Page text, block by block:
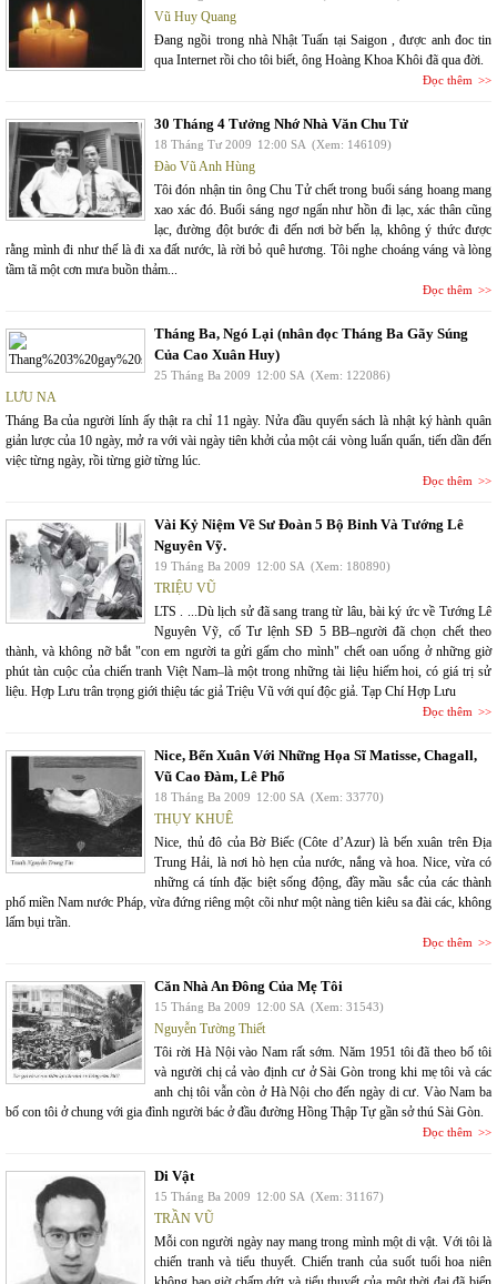
Vũ Huy Quang
Đang ngồi trong nhà Nhật Tuấn tại Saigon , được anh đoc tin
qua Internet rồi cho tôi biết, ông Hoàng Khoa Khôi đã qua đời.
Đọc thêm
30 Tháng 4 Tưởng Nhớ Nhà Văn Chu Tử
18 Tháng Tư 2009 12:00 SA (Xem: 146109)
Đào Vũ Anh Hùng
Tôi đón nhận tin ông Chu Tử chết trong buổi sáng hoang mang
xao xác đó. Buổi sáng ngơ ngẩn như hồn đi lạc, xác thân cũng
lạc, đường đột bước đi đến nơi bờ bến lạ, không ý thức được
rằng mình đi như thế là đi xa đất nước, là rời bỏ quê hương. Tôi nghe choáng váng và lòng
tầm tã một cơn mưa buồn thảm...
Đọc thêm
Tháng Ba, Ngó Lại (nhân đọc Tháng Ba Gãy Súng
Của Cao Xuân Huy)
25 Tháng Ba 2009 12:00 SA (Xem: 122086)
LƯU NA
Tháng Ba của người lính ấy thật ra chỉ 11 ngày. Nửa đầu quyển sách là nhật ký hành quân
giản lược của 10 ngày, mở ra với vài ngày tiên khởi của một cái vòng luẩn quẩn, tiến dần đến
việc từng ngày, rồi từng giờ từng lúc.
Đọc thêm
Vài Kỷ Niệm Về Sư Đoàn 5 Bộ Binh Và Tướng Lê
Nguyên Vỹ.
19 Tháng Ba 2009 12:00 SA (Xem: 180890)
TRIỆU VŨ
LTS . ...Dù lịch sử đã sang trang từ lâu, bài ký ức về Tướng Lê
Nguyên Vỹ, cố Tư lệnh SĐ 5 BB–người đã chọn chết theo
thành, và không nỡ bắt "con em người ta gửi gấm cho mình" chết oan uổng ở những giờ
phút tàn cuộc của chiến tranh Việt Nam–là một trong những tài liệu hiếm hoi, có giá trị sử
liệu. Hợp Lưu trân trọng giới thiệu tác giả Triệu Vũ với quí độc giả. Tạp Chí Hợp Lưu
Đọc thêm
Nice, Bến Xuân Với Những Họa Sĩ Matisse, Chagall,
Vũ Cao Đàm, Lê Phổ
18 Tháng Ba 2009 12:00 SA (Xem: 33770)
THỤY KHUÊ
Nice, thủ đô của Bờ Biếc (Côte d’Azur) là bến xuân trên Địa
Trung Hải, là nơi hò hẹn của nước, nắng và hoa. Nice, vừa có
những cá tính đặc biệt sống động, đầy mầu sắc của các thành
phố miền Nam nước Pháp, vừa đứng riêng một cõi như một nàng tiên kiêu sa đài các, không
lấm bụi trần.
Đọc thêm
Căn Nhà An Đông Của Mẹ Tôi
15 Tháng Ba 2009 12:00 SA (Xem: 31543)
Nguyễn Tường Thiết
Tôi rời Hà Nội vào Nam rất sớm. Năm 1951 tôi đã theo bố tôi
và người chị cả vào định cư ở Sài Gòn trong khi mẹ tôi và các
anh chị tôi vẫn còn ở Hà Nội cho đến ngày di cư. Vào Nam ba
bố con tôi ở chung với gia đình người bác ở đầu đường Hồng Thập Tự gần sở thú Sài Gòn.
Đọc thêm
Di Vật
15 Tháng Ba 2009 12:00 SA (Xem: 31167)
TRẦN VŨ
Mỗi con người ngày nay mang trong mình một di vật. Với tôi là
chiến tranh và tiểu thuyết. Chiến tranh của suốt tuổi hoa niên